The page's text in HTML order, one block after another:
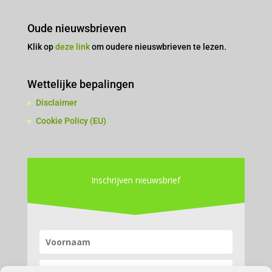
Oude nieuwsbrieven
Klik opdeze linkom oudere nieuswbrieven te lezen.
Wettelijke bepalingen
Disclaimer
Cookie Policy (EU)
Inschrijven nieuwsbrief